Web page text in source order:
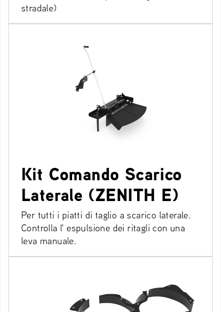
stradale)
Kit Comando Scarico
Laterale (ZENITH E)
Per tutti i piatti di taglio a scarico laterale.
Controlla l' espulsione dei ritagli con una
leva manuale.